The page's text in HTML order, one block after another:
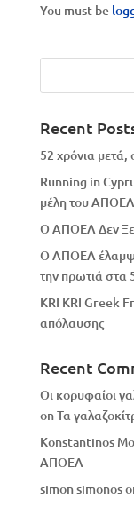
You must be
Recent
52 χρόνια
Running in
μέλη του ΑΠΟΕΛ
Ο ΑΠΟΕΛ Δεν
Ο ΑΠΟΕΛ
την πρωτιά στα
KRI KRI Greek
απόλαυσης
Recent
Οι κορυφαίοι
onΤα
Konstantinos
ΑΠΟΕΛ
simon simonos